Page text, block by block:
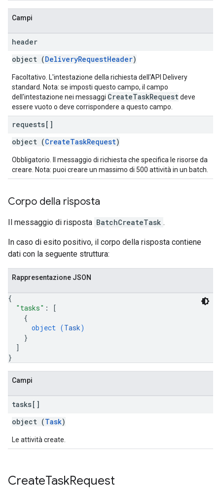
Campi
header
object (DeliveryRequestHeader)
Facoltativo. L'intestazione della richiesta dell'API Delivery
standard. Nota: se imposti questo campo, il campo
dell'intestazione nei messaggi CreateTaskRequestdeve
essere vuoto o deve corrispondere a questo campo.
requests[]
object (CreateTaskRequest)
Obbligatorio. Il messaggio di richiesta che specifica le risorse da
creare. Nota: puoi creare un massimo di 500 attività in un batch.
Corpo della risposta
Il messaggio di risposta BatchCreateTask .
In caso di esito positivo, il corpo della risposta contiene
dati con la seguente struttura:
Rappresentazione JSON
{
"tasks" :
[
{
object (Task)
}
]
}
Campi
tasks[]
object (Task)
Le attività create.
CreateTaskRequest